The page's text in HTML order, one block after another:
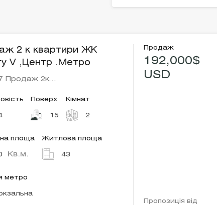
2 к квартири ЖК
V ,Центр .Метро
Продаж 2к…
Поверх
15
Кімнат
2
площа
Кв.м.
Житлова площа
43
метро
Продаж
192,000$
USD
Пропозиція від